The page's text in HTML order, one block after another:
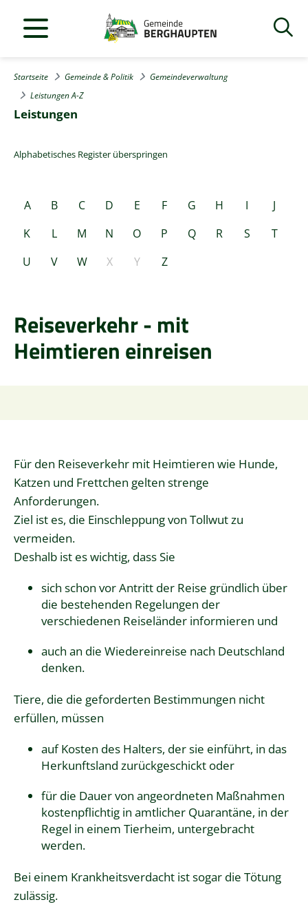
Startseite Gemeinde & Politik
Gemeindeverwaltung
Leistungen A-Z
Leistungen
Alphabetisches Register überspringen
A B C D E F G H I
J
K
L M N O P Q R S
T
U
V W X Y Z
Reiseverkehr - mit
Heimtieren einreisen
Für den Reiseverkehr mit Heimtieren wie Hunde,
Katzen und Frettchen gelten strenge
Anforderungen.
Ziel ist es, die Einschleppung von Tollwut zu
vermeiden.
Deshalb ist es wichtig, dass Sie
sich schon vor Antritt der Reise gründlich über
die bestehenden Regelungen der
verschiedenen Reiseländer informieren und
auch an die Wiedereinreise nach Deutschland
denken.
Tiere, die die geforderten Bestimmungen nicht
erfüllen, müssen
auf Kosten des Halters, der sie einführt, in das
Herkunftsland zurückgeschickt oder
für die Dauer von angeordneten Maßnahmen
kostenpflichtig in amtlicher Quarantäne, in der
Regel in einem Tierheim, untergebracht
werden.
Bei einem Krankheitsverdacht ist sogar die Tötung
zulässig.